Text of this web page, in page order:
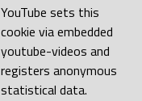
YouTube sets this
cookie via embedded
youtube-videos and
registers anonymous
statistical data.